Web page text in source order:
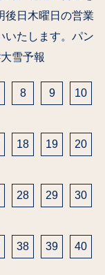
後日木曜日の営業
いたします。パン
雪予報
8 9 10
18 19 20
28 29 30
38 39 40